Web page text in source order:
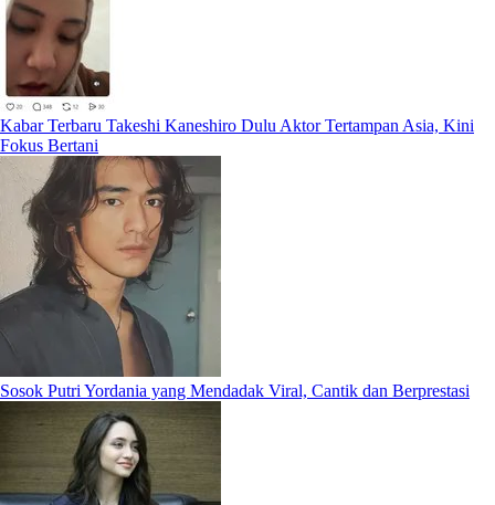
Kabar Terbaru Takeshi Kaneshiro Dulu Aktor Tertampan Asia, Kini
Fokus Bertani
Sosok Putri Yordania yang Mendadak Viral, Cantik dan Berprestasi